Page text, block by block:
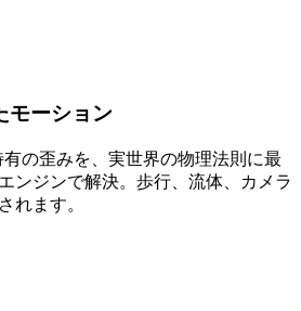
モーション
有の歪みを、実世界の物理法則に最
ンジンで解決。歩行、流体、カメラ
れます。